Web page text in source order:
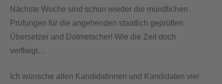
Nächste Woche sind schon wieder die mündlichen
Prüfungen für die angehenden staatlich geprüften
Übersetzer und Dolmetscher! Wie die Zeit doch
verfliegt…
Ich wünsche allen Kandidatinnen und Kandidaten viel